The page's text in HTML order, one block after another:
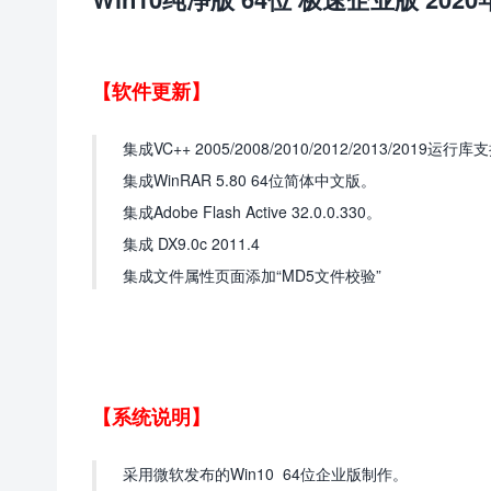
【软件更新】
集成VC++ 2005/2008/2010/2012/2013/2019运行库支
集成WinRAR 5.80 64位简体中文版。
集成Adobe Flash Active 32.0.0.330。
集成 DX9.0c 2011.4
集成文件属性页面添加“MD5文件校验”
【系统说明】
采用微软发布的Win10 64位企业版制作。